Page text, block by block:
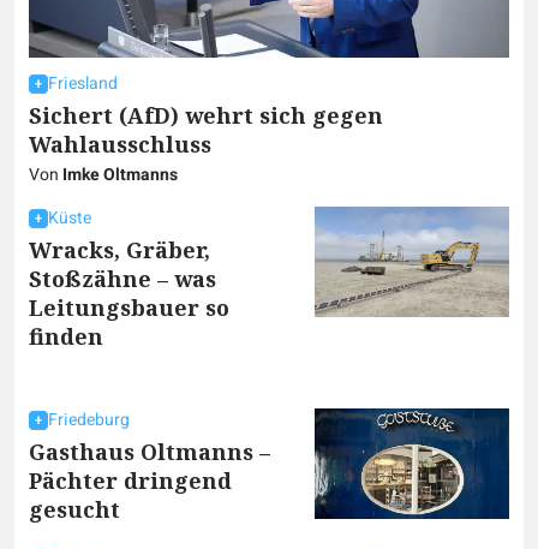
Friesland
Sichert (AfD) wehrt sich gegen
Wahlausschluss
Von Imke Oltmanns
Küste
Wracks, Gräber,
Stoßzähne – was
Leitungsbauer so
finden
Friedeburg
Gasthaus Oltmanns –
Pächter dringend
gesucht